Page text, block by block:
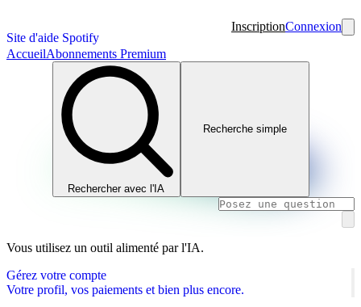
Site d'aide Spotify
InscriptionConnexion
AccueilAbonnements Premium
Rechercher avec l'IA
Recherche simple
Vous utilisez un outil alimenté par l'IA.
Gérez votre compte
Votre profil, vos paiements et bien plus encore.